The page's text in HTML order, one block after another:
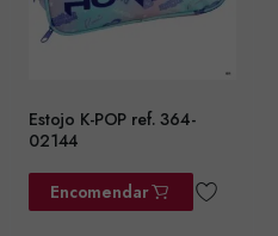
Estojo K-POP ref. 364-
02144
Encomendar